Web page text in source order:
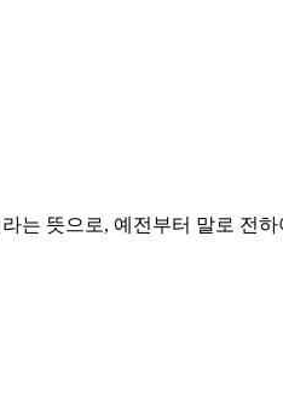
는 뜻으로, 예전부터 말로 전